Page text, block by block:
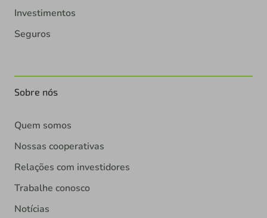
Investimentos
Seguros
Sobre nós
Quem somos
Nossas cooperativas
Relações com investidores
Trabalhe conosco
Notícias